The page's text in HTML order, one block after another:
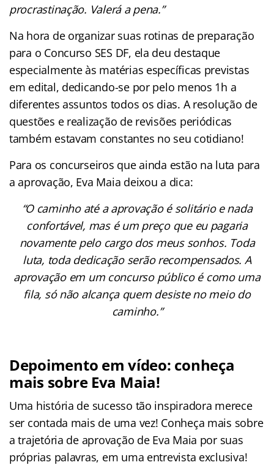
procrastinação. Valerá a pena.”
Na hora de organizar suas rotinas de preparação
para o Concurso SES DF, ela deu destaque
especialmente às matérias específicas previstas
em edital, dedicando-se por pelo menos 1h a
diferentes assuntos todos os dias. A resolução de
questões e realização de revisões periódicas
também estavam constantes no seu cotidiano!
Para os concurseiros que ainda estão na luta para
a aprovação, Eva Maia deixou a dica:
“O caminho até a aprovação é solitário e nada
confortável, mas é um preço que eu pagaria
novamente pelo cargo dos meus sonhos. Toda
luta, toda dedicação serão recompensados. A
aprovação em um concurso público é como uma
fila, só não alcança quem desiste no meio do
caminho.”
Depoimento em vídeo: conheça
mais sobre Eva Maia!
Uma história de sucesso tão inspiradora merece
ser contada mais de uma vez! Conheça mais sobre
a trajetória de aprovação de Eva Maia por suas
próprias palavras, em uma entrevista exclusiva!